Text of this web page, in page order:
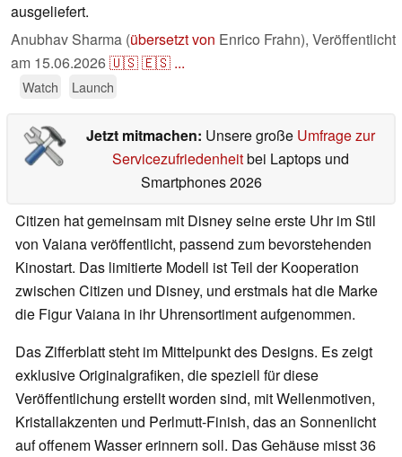
ausgeliefert.
Anubhav Sharma (übersetzt von Enrico Frahn), Veröffentlicht
am 15.06.2026🇺🇸🇪🇸 ...
Watch Launch
Jetzt mitmachen: Unsere große Umfrage zur
Servicezufriedenheitbei Laptops und
Smartphones 2026
Citizen hat gemeinsam mit Disney seine erste Uhr im Stil
von Vaiana veröffentlicht, passend zum bevorstehenden
Kinostart. Das limitierte Modell ist Teil der Kooperation
zwischen Citizen und Disney, und erstmals hat die Marke
die Figur Vaiana in ihr Uhrensortiment aufgenommen.
Das Zifferblatt steht im Mittelpunkt des Designs. Es zeigt
exklusive Originalgrafiken, die speziell für diese
Veröffentlichung erstellt worden sind, mit Wellenmotiven,
Kristallakzenten und Perlmutt-Finish, das an Sonnenlicht
auf offenem Wasser erinnern soll. Das Gehäuse misst 36